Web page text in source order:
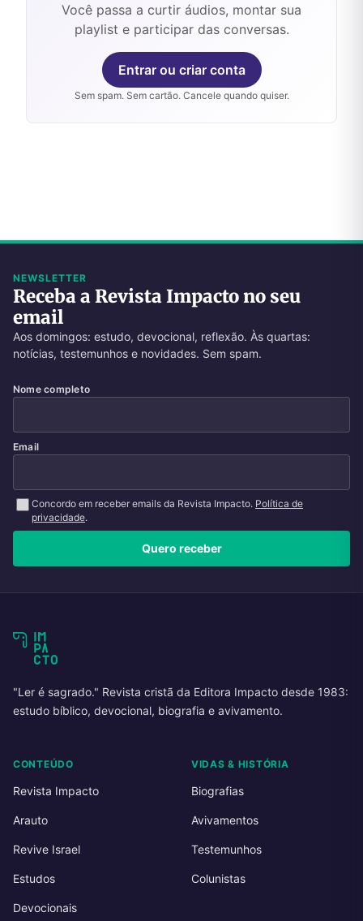
Você passa a curtir áudios, montar sua
playlist e participar das conversas.
Entrar ou criar conta
Sem spam. Sem cartão. Cancele quando quiser.
NEWSLETTER
Receba a Revista Impacto no seu
email
Aos domingos: estudo, devocional, reflexão. Às quartas:
notícias, testemunhos e novidades. Sem spam.
Nome completo
Email
Concordo em receber emails da Revista Impacto. Política de
privacidade.
Quero receber
"Ler é sagrado." Revista cristã da Editora Impacto desde 1983:
estudo bíblico, devocional, biografia e avivamento.
CONTEÚDO
Revista Impacto
Arauto
Revive Israel
Estudos
Devocionais
VIDAS & HISTÓRIA
Biografias
Avivamentos
Testemunhos
Colunistas